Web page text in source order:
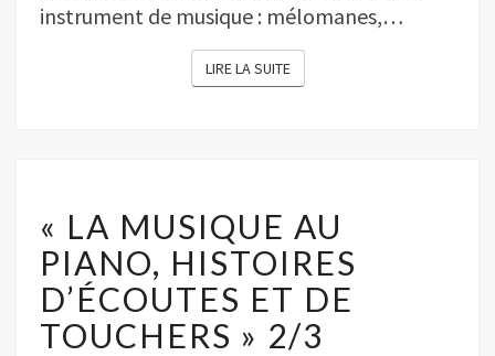
instrument de musique : mélomanes,…
LIRE LA SUITELIRE LA SUITE
AU
PIANO,
HISTOIRES
D’ÉCOUTES
ET
DE
« LA MUSIQUE AU
PIANO, HISTOIRES
D’ÉCOUTES ET DE
TOUCHERS » 2/3